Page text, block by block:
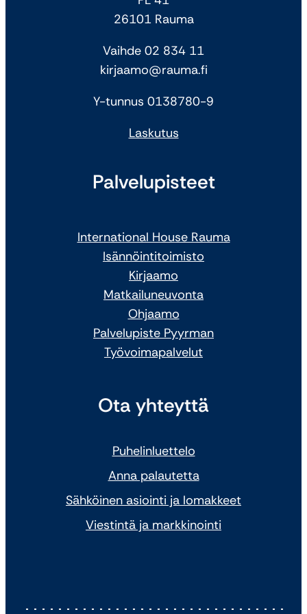
26101 Rauma
Vaihde 02 834 11
kirjaamo@rauma.fi
Y-tunnus 0138780-9
Laskutus
Palvelupisteet
International House Rauma
Isännöintitoimisto
Kirjaamo
Matkailuneuvonta
Ohjaamo
Palvelupiste Pyyrman
Työvoimapalvelut
Ota yhteyttä
Puhelinluettelo
Anna palautetta
Sähköinen asiointi ja lomakkeet
Viestintä ja markkinointi